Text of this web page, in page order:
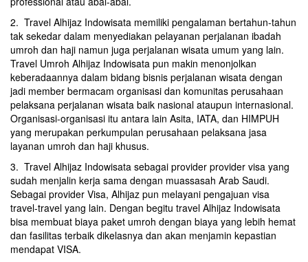
2. Travel Alhijaz Indowisata memiliki pengalaman bertahun-tahun
tak sekedar dalam menyediakan pelayanan perjalanan ibadah
umroh dan haji namun juga perjalanan wisata umum yang lain.
Travel Umroh Alhijaz Indowisata pun makin menonjolkan
keberadaannya dalam bidang bisnis perjalanan wisata dengan
jadi member bermacam organisasi dan komunitas perusahaan
pelaksana perjalanan wisata baik nasional ataupun internasional.
Organisasi-organisasi itu antara lain Asita, IATA, dan HIMPUH
yang merupakan perkumpulan perusahaan pelaksana jasa
layanan umroh dan haji khusus.
3. Travel Alhijaz Indowisata sebagai provider provider visa yang
sudah menjalin kerja sama dengan muassasah Arab Saudi.
Sebagai provider Visa, Alhijaz pun melayani pengajuan visa
travel-travel yang lain. Dengan begitu travel Alhijaz Indowisata
bisa membuat biaya paket umroh dengan biaya yang lebih hemat
dan fasilitas terbaik dikelasnya dan akan menjamin kepastian
mendapat VISA.